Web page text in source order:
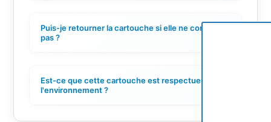
Puis-je retourner la cartouche si elle ne convient
pas ?
Est-ce que cette cartouche est respectueuse de
l'environnement ?